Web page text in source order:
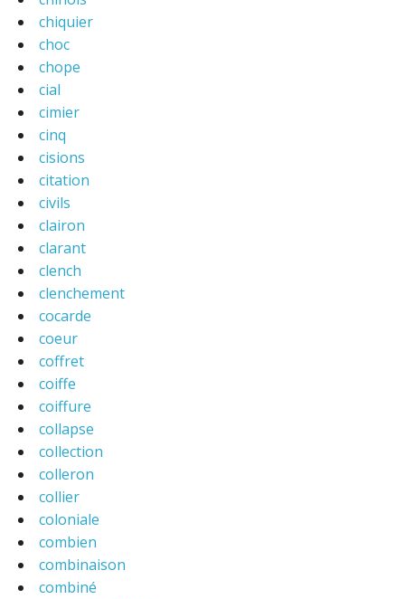
chiquier
choc
chope
cial
cimier
cinq
cisions
citation
civils
clairon
clarant
clench
clenchement
cocarde
coeur
coffret
coiffe
coiffure
collapse
collection
colleron
collier
coloniale
combien
combinaison
combiné